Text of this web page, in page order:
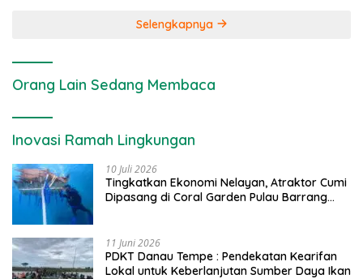
Selengkapnya
Orang Lain Sedang Membaca
Inovasi Ramah Lingkungan
10 Juli 2026
Tingkatkan Ekonomi Nelayan, Atraktor Cumi
Dipasang di Coral Garden Pulau Barrang
11 Juni 2026
PDKT Danau Tempe : Pendekatan Kearifan
Lokal untuk Keberlanjutan Sumber Daya Ikan